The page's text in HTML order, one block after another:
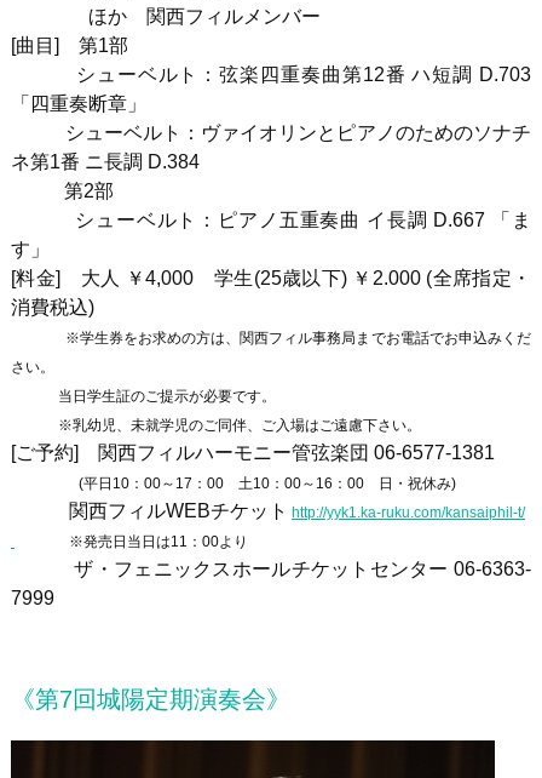
ほか 関西フィルメンバー
[曲目 ] 第1部
シューベルト：弦楽四重奏曲第12番 ハ短調 D.703
「四重奏断章」
シューベルト：ヴァイオリンとピアノのためのソナチ
ネ第1番 ニ長調 D.384
第2部
シューベルト：ピアノ五重奏曲 イ長調 D.667
「ま
す」
[料金] 大人 ￥4,000 学生(25歳以下) ￥2.000 (全席指定・
消費税込)
※学生券をお求めの方は、関西フィル事務局までお電話でお申込みくだ
さい。
当日学生証のご提示が必要です。
※乳幼児、未就学児のご同伴、ご入場はご遠慮下さい。
[ご予約] 関西フィルハーモニー管弦楽団 06-6577-1381
(平日10：00～17：00 土10：00～16：00 日・祝休み)
関西フィルWEBチケット http://yyk1.ka-ruku.com/kansaiphil-t/
※発売日当日は11：00より
ザ・フェニックスホールチケットセンター 06-6363-
7999
《第7回城陽定期演奏会》